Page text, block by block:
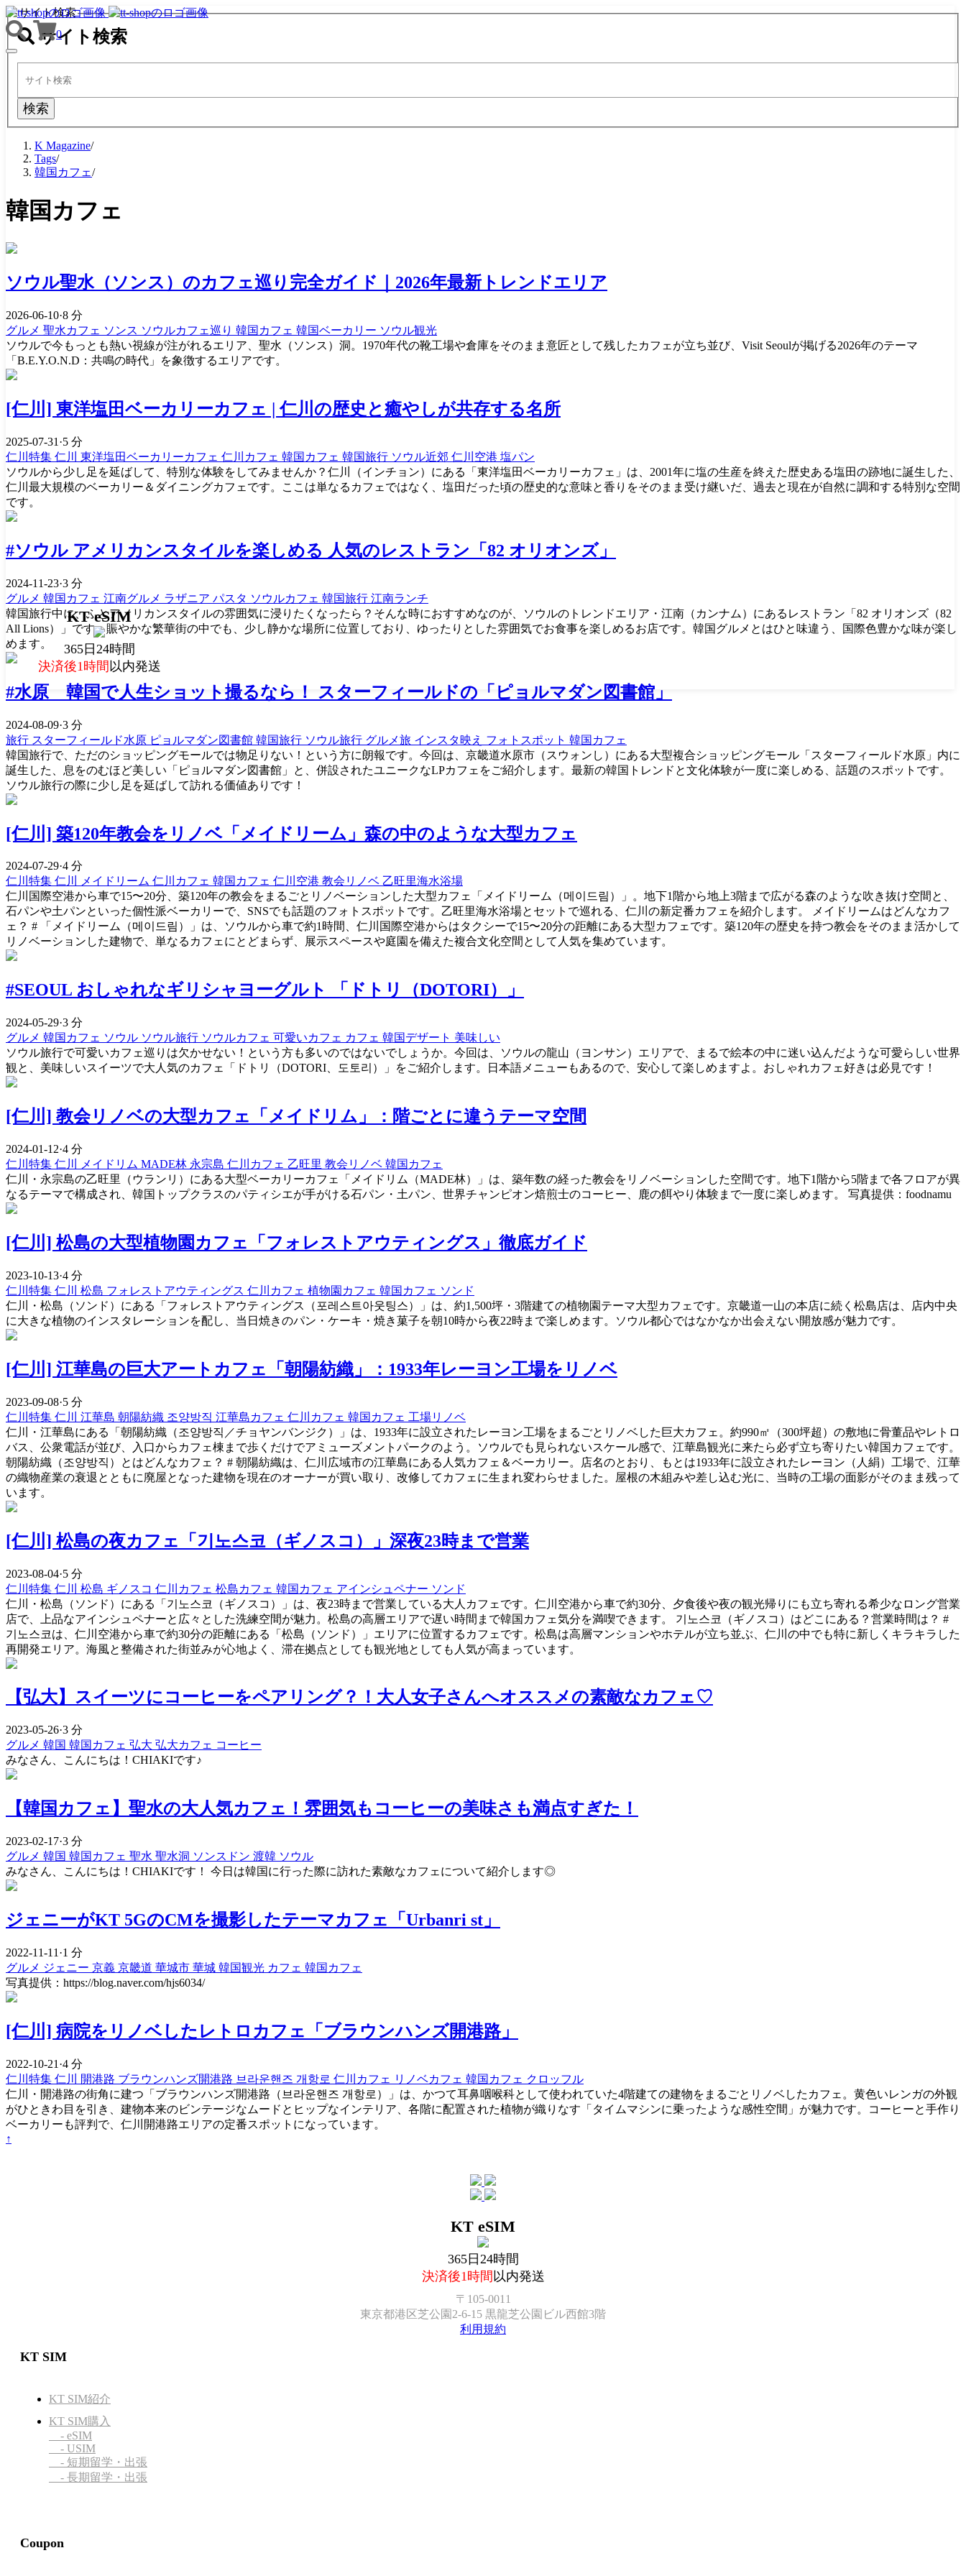
0
TOGGLE
NAVIGATION
KT eSIM
365日24時間
決済後1時間以内発送
サイト検索
サイト検索
検索
K Magazine/
Tags/
韓国カフェ/
韓国カフェ
ソウル聖水（ソンス）のカフェ巡り完全ガイド｜2026年最新トレンドエリア
2026-06-10·8 分
グルメ 聖水カフェ ソンス ソウルカフェ巡り 韓国カフェ 韓国ベーカリー ソウル観光
ソウルで今もっとも熱い視線が注がれるエリア、聖水（ソンス）洞。1970年代の靴工場や倉庫をそのまま意匠として残したカフェが立ち並び、Visit Seoulが掲げる2026年のテーマ
「B.E.Y.O.N.D：共鳴の時代」を象徴するエリアです。
[仁川] 東洋塩田ベーカリーカフェ | 仁川の歴史と癒やしが共存する名所
2025-07-31 ·5 分
仁川特集 仁川 東洋塩田ベーカリーカフェ 仁川カフェ 韓国カフェ 韓国旅行 ソウル近郊 仁川空港 塩パン
ソウルから少し足を延ばして、特別な体験をしてみませんか？仁川（インチョン）にある「東洋塩田ベーカリーカフェ」は、2001年に塩の生産を終えた歴史ある塩田の跡地に誕生した、
仁川最大規模のベーカリー＆ダイニングカフェです。ここは単なるカフェではなく、塩田だった頃の歴史的な意味と香りをそのまま受け継いだ、過去と現在が自然に調和する特別な空間
です。
#ソウル アメリカンスタイルを楽しめる 人気のレストラン「82 オリオンズ」
2024-11-23·3 分
グルメ 韓国カフェ 江南グルメ ラザニア パスタ ソウルカフェ 韓国旅行 江南ランチ
韓国旅行中に、ふとアメリカンスタイルの雰囲気に浸りたくなったら？そんな時におすすめなのが、ソウルのトレンドエリア・江南（カンナム）にあるレストラン「82 オリオンズ（82
All Lions）」です。賑やかな繁華街の中でも、少し静かな場所に位置しており、ゆったりとした雰囲気でお食事を楽しめるお店です。韓国グルメとはひと味違う、国際色豊かな味が楽し
めます。
#水原 韓国で人生ショット撮るなら！ スターフィールドの「ピョルマダン図書館」
2024-08-09·3 分
旅行 スターフィールド水原 ピョルマダン図書館 韓国旅行 ソウル旅行 グルメ旅 インスタ映え フォトスポット 韓国カフェ
韓国旅行で、ただのショッピングモールでは物足りない！という方に朗報です。今回は、京畿道水原市（スウォンし）にある大型複合ショッピングモール「スターフィールド水原」内に
誕生した、息をのむほど美しい「ピョルマダン図書館」と、併設されたユニークなLPカフェをご紹介します。最新の韓国トレンドと文化体験が一度に楽しめる、話題のスポットです。
ソウル旅行の際に少し足を延ばして訪れる価値ありです！
[仁川] 築120年教会をリノベ「メイドリーム」森の中のような大型カフェ
2024-07-29·4 分
仁川特集 仁川 メイドリーム 仁川カフェ 韓国カフェ 仁川空港 教会リノベ 乙旺里海水浴場
仁川国際空港から車で15〜20分、築120年の教会をまるごとリノベーションした大型カフェ「メイドリーム（메이드림）」。地下1階から地上3階まで広がる森のような吹き抜け空間と、
石パンや土パンといった個性派ベーカリーで、SNSでも話題のフォトスポットです。乙旺里海水浴場とセットで巡れる、仁川の新定番カフェを紹介します。 メイドリームはどんなカフ
ェ？ # 「メイドリーム（메이드림）」は、ソウルから車で約1時間、仁川国際空港からはタクシーで15〜20分の距離にある大型カフェです。築120年の歴史を持つ教会をそのまま活かして
リノベーションした建物で、単なるカフェにとどまらず、展示スペースや庭園を備えた複合文化空間として人気を集めています。
#SEOUL おしゃれなギリシャヨーグルト 「ドトリ（DOTORI）」
2024-05-29·3 分
グルメ 韓国カフェ ソウル ソウル旅行 ソウルカフェ 可愛いカフェ カフェ 韓国デザート 美味しい
ソウル旅行で可愛いカフェ巡りは欠かせない！という方も多いのではないでしょうか。今回は、ソウルの龍山（ヨンサン）エリアで、まるで絵本の中に迷い込んだような可愛らしい世界
観と、美味しいスイーツで大人気のカフェ「ドトリ（DOTORI、도토리）」をご紹介します。日本語メニューもあるので、安心して楽しめますよ。おしゃれカフェ好きは必見です！
[仁川] 教会リノベの大型カフェ「メイドリム」：階ごとに違うテーマ空間
2024-01-12·4 分
仁川特集 仁川 メイドリム MADE林 永宗島 仁川カフェ 乙旺里 教会リノベ 韓国カフェ
仁川・永宗島の乙旺里（ウランリ）にある大型ベーカリーカフェ「メイドリム（MADE林）」は、築年数の経った教会をリノベーションした空間です。地下1階から5階まで各フロアが異
なるテーマで構成され、韓国トップクラスのパティシエが手がける石パン・土パン、世界チャンピオン焙煎士のコーヒー、鹿の餌やり体験まで一度に楽しめます。 写真提供：foodnamu
[仁川] 松島の大型植物園カフェ「フォレストアウティングス」徹底ガイド
2023-10-13·4 分
仁川特集 仁川 松島 フォレストアウティングス 仁川カフェ 植物園カフェ 韓国カフェ ソンド
仁川・松島（ソンド）にある「フォレストアウティングス（포레스트아웃팅스）」は、約1,500坪・3階建ての植物園テーマ大型カフェです。京畿道一山の本店に続く松島店は、店内中央
に大きな植物のインスタレーションを配し、当日焼きのパン・ケーキ・焼き菓子を朝10時から夜22時まで楽しめます。ソウル都心ではなかなか出会えない開放感が魅力です。
[仁川] 江華島の巨大アートカフェ「朝陽紡織」：1933年レーヨン工場をリノベ
2023-09-08·5 分
仁川特集 仁川 江華島 朝陽紡織 조양방직 江華島カフェ 仁川カフェ 韓国カフェ 工場リノベ
仁川・江華島にある「朝陽紡織（조양방직／チョヤンバンジク）」は、1933年に設立されたレーヨン工場をまるごとリノベした巨大カフェ。約990㎡（300坪超）の敷地に骨董品やレトロ
バス、公衆電話が並び、入口からカフェ棟まで歩くだけでアミューズメントパークのよう。ソウルでも見られないスケール感で、江華島観光に来たら必ず立ち寄りたい韓国カフェです。
朝陽紡織（조양방직）とはどんなカフェ？ # 朝陽紡織は、仁川広域市の江華島にある人気カフェ＆ベーカリー。店名のとおり、もとは1933年に設立されたレーヨン（人絹）工場で、江華
の織物産業の衰退とともに廃屋となった建物を現在のオーナーが買い取り、改修してカフェに生まれ変わらせました。屋根の木組みや差し込む光に、当時の工場の面影がそのまま残って
います。
[仁川] 松島の夜カフェ「기노스코（ギノスコ）」深夜23時まで営業
2023-08-04·5 分
仁川特集 仁川 松島 ギノスコ 仁川カフェ 松島カフェ 韓国カフェ アインシュペナー ソンド
仁川・松島（ソンド）にある「기노스코（ギノスコ）」は、夜23時まで営業している大人カフェです。仁川空港から車で約30分、夕食後や夜の観光帰りにも立ち寄れる希少なロング営業
店で、上品なアインシュペナーと広々とした洗練空間が魅力。松島の高層エリアで遅い時間まで韓国カフェ気分を満喫できます。 기노스코（ギノスコ）はどこにある？営業時間は？ #
기노스코は、仁川空港から車で約30分の距離にある「松島（ソンド）」エリアに位置するカフェです。松島は高層マンションやホテルが立ち並ぶ、仁川の中でも特に新しくキラキラした
再開発エリア。海風と整備された街並みが心地よく、滞在拠点としても観光地としても人気が高まっています。
【弘大】スイーツにコーヒーをペアリング？！大人女子さんへオススメの素敵なカフェ♡
2023-05-26·3 分
グルメ 韓国 韓国カフェ 弘大 弘大カフェ コーヒー
みなさん、こんにちは！CHIAKIです♪
【韓国カフェ】聖水の大人気カフェ！雰囲気もコーヒーの美味さも満点すぎた！
2023-02-17·3 分
グルメ 韓国 韓国カフェ 聖水 聖水洞 ソンスドン 渡韓 ソウル
みなさん、こんにちは！CHIAKIです！ 今日は韓国に行った際に訪れた素敵なカフェについて紹介します◎
ジェニーがKT 5GのCMを撮影したテーマカフェ「Urbanri st」
2022-11-11 ·1 分
グルメ ジェニー 京義 京畿道 華城市 華城 韓国観光 カフェ 韓国カフェ
写真提供：https://blog.naver.com/hjs6034/
[仁川] 病院をリノベしたレトロカフェ「ブラウンハンズ開港路」
2022-10-21 ·4 分
仁川特集 仁川 開港路 ブラウンハンズ開港路 브라운핸즈 개항로 仁川カフェ リノベカフェ 韓国カフェ クロッフル
仁川・開港路の街角に建つ「ブラウンハンズ開港路（브라운핸즈 개항로）」は、かつて耳鼻咽喉科として使われていた4階建ての建物をまるごとリノベしたカフェ。黄色いレンガの外観
がひときわ目を引き、建物本来のビンテージなムードとヒップなインテリア、各階に配置された植物が織りなす「タイムマシンに乗ったような感性空間」が魅力です。コーヒーと手作り
ベーカリーも評判で、仁川開港路エリアの定番スポットになっています。
↑
KT eSIM
365日24時間
決済後1時間 以内発送
〒105-0011
東京都港区芝公園2-6-15 黒龍芝公園ビル西館3階
利用規約
KT SIM
KT SIM紹介
KT SIM購入
- eSIM
- USIM
- 短期留学・出張
- 長期留学・出張
Coupon